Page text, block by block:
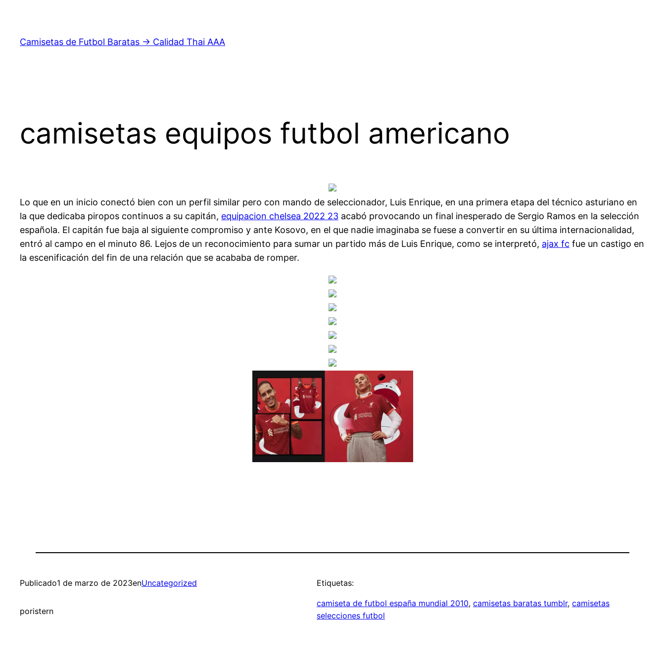
contenido
Camisetas de Futbol Baratas → Calidad Thai AAA
camisetas equipos futbol americano
Lo que en un inicio conectó bien con un perfil similar pero con mando de seleccionador, Luis Enrique, en una primera etapa del técnico asturiano en
la que dedicaba piropos continuos a su capitán, equipacion chelsea 2022 23 acabó provocando un final inesperado de Sergio Ramos en la selección
española. El capitán fue baja al siguiente compromiso y ante Kosovo, en el que nadie imaginaba se fuese a convertir en su última internacionalidad,
entró al campo en el minuto 86. Lejos de un reconocimiento para sumar un partido más de Luis Enrique, como se interpretó, ajax fc fue un castigo en
la escenificación del fin de una relación que se acababa de romper.
Publicado1 de marzo de 2023enUncategorized
poristern
Etiquetas:
camiseta de futbol españa mundial 2010, camisetas baratas tumblr, camisetas
selecciones futbol